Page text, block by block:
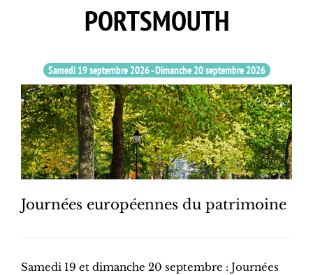
PORTSMOUTH
Samedi 19 septembre 2026-Dimanche 20 septembre 2026
Journées européennes du patrimoine
Samedi 19 et dimanche 20 septembre : Journées